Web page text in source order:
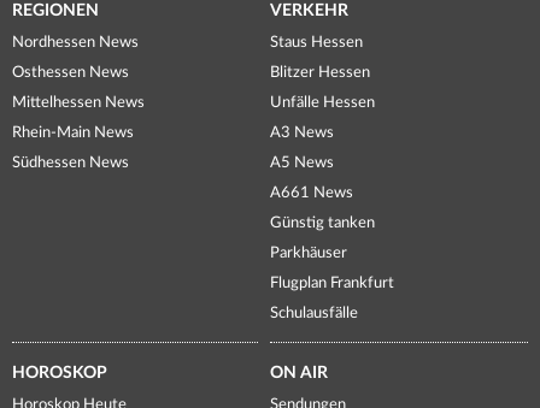
REGIONEN
Nordhessen News
Osthessen News
Mittelhessen News
Rhein-Main News
Südhessen News
VERKEHR
Staus Hessen
Blitzer Hessen
Unfälle Hessen
A3 News
A5 News
A661 News
Günstig tanken
Parkhäuser
Flugplan Frankfurt
Schulausfälle
HOROSKOP
Horoskop Heute
ON AIR
Sendungen